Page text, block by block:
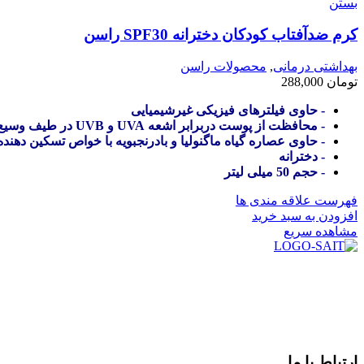
بستن
کرم ضدآفتاب کودکان دخترانه SPF30 راسن
بهداشتی درمانی, محصولات راسن
تومان
- حاوی فیلترهای فیزیکی غیرشیمیایی
- محافظت از پوست دربرابر اشعه UVA و UVB در طیف وسیع
- حاوی عصاره گیاه ماگنولیا و بادرنجبویه با خواص تسکین
- دخترانه
- حجم 50 میلی لیتر
فهرست علاقه مندی ها
افزودن به سبد خرید
مشاهده سریع